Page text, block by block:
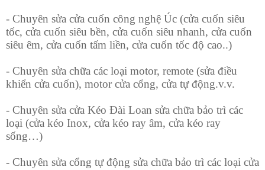
- Chuyên sửa cửa cuốn công nghệ Úc (cửa cuốn siêu
tốc, cửa cuốn siêu bền, cửa cuốn siêu nhanh, cửa cuốn
siêu êm, cửa cuốn tấm liền, cửa cuốn tốc độ cao..)
- Chuyên sửa chữa các loại motor, remote (sửa điều
khiển cửa cuốn), motor cửa cổng, cửa tự động.v.v.
- Chuyên sửa cửa Kéo Đài Loan sửa chữa bảo trì các
loại (cửa kéo Inox, cửa kéo ray âm, cửa kéo ray
sống…)
- Chuyên sửa cổng tự động sửa chữa bảo trì các loại cửa